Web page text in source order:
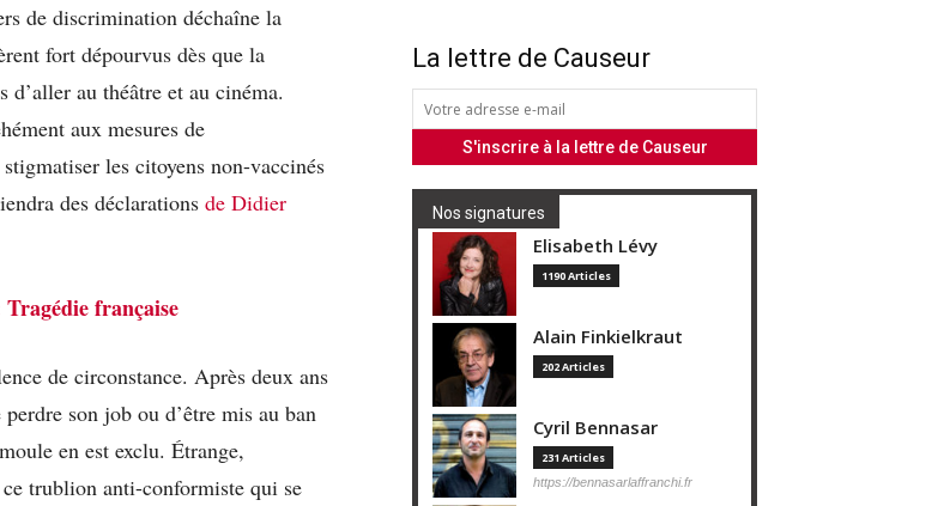
de discrimination déchaîne la
fort dépourvus dès que la
au théâtre et au cinéma.
aux mesures de
les citoyens non-vaccinés
des déclarations de Didier
française
de circonstance. Après deux ans
son job ou d’être mis au ban
en est exclu. Étrange,
trublion anti-conformiste qui se
La lettre de Causeur
Nos signatures
Elisabeth Lévy
1190 Articles
Alain Finkielkraut
202 Articles
Cyril Bennasar
231 Articles
https://bennasarlaffranchi.fr